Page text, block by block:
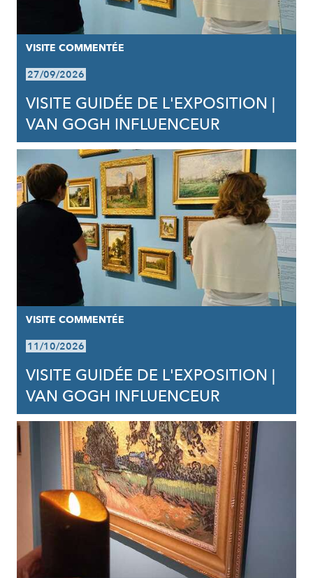
VISITE COMMENTÉE
27/09/2026
VISITE GUIDÉE DE L'EXPOSITION |
VAN GOGH INFLUENCEUR
VISITE COMMENTÉE
11/10/2026
VISITE GUIDÉE DE L'EXPOSITION |
VAN GOGH INFLUENCEUR